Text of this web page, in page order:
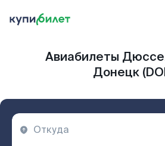
Авиабилеты
Донецк